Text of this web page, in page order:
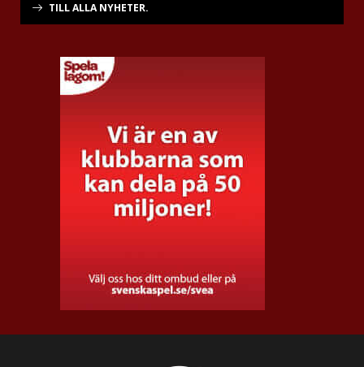
TILL ALLA NYHETER.